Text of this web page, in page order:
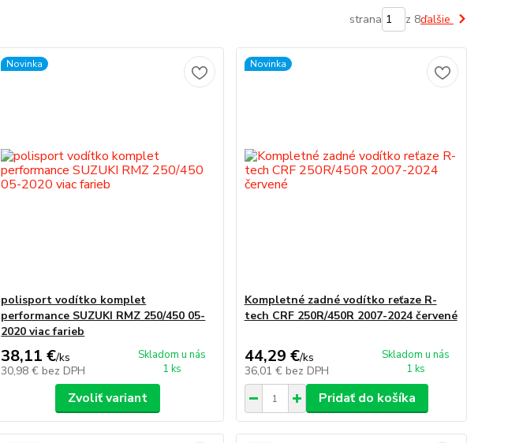
strana z 8ďalšie
Novinka
polisport vodítko komplet
performance SUZUKI RMZ 250/450 05-
2020 viac farieb
38,11 €/ks
30,98 € bez DPH
Skladom u nás
1 ks
Zvoliť variant
Novinka
Kompletné zadné vodítko reťaze R-
tech CRF 250R/450R 2007-2024 červené
44,29 €/ks
36,01 € bez DPH
Skladom u nás
1 ks
Pridať do košíka